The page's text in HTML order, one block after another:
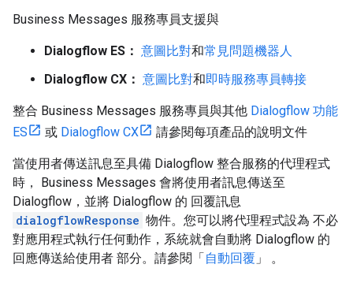
Business Messages 服務專員支援與
Dialogflow ES： 意圖比對和常見問題機器人
Dialogflow CX： 意圖比對和即時服務專員轉接
整合 Business Messages 服務專員與其他 Dialogflow 功能
ES
或 Dialogflow CX 請參閱每項產品的說明文件
當使用者傳送訊息至具備 Dialogflow 整合服務的代理程式
時， Business Messages 會將使用者訊息傳送至
Dialogflow，並將 Dialogflow 的 回覆訊息
dialogflowResponse 物件。您可以將代理程式設為 不必
對應用程式執行任何動作，系統就會自動將 Dialogflow 的
回應傳送給使用者 部分。請參閱「自動回覆 」 。